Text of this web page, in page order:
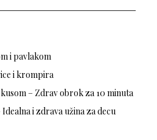
i pavlakom
i krompira
– Zdrav obrok za 10 minuta
i zdrava užina za decu